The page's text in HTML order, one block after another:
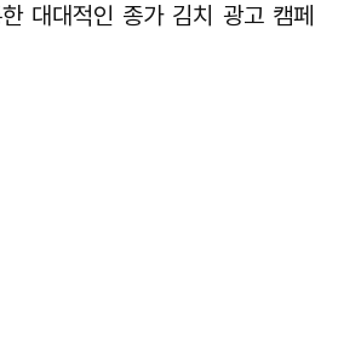
대대적인 종가 김치 광고 캠페